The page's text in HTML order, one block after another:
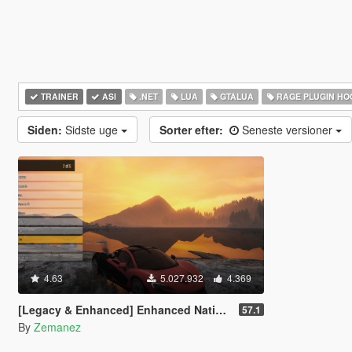
TRAINER ASI .NET LUA GTALUA RAGE PLUGIN
Siden: Sidste uge Sorter efter: Seneste versioner
4.63 5.027.932 4.369
[Legacy & Enhanced] Enhanced Native Trainer 57.1
By Zemanez